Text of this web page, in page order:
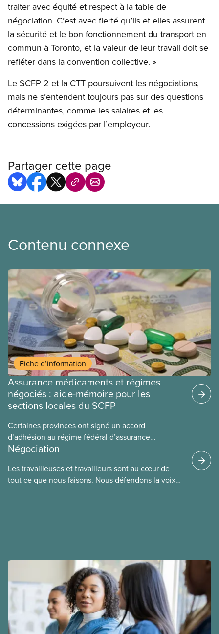
traiter avec équité et respect à la table de
négociation. C’est avec fierté qu’ils et elles assurent
la sécurité et le bon fonctionnement du transport en
commun à Toronto, et la valeur de leur travail doit se
refléter dans la convention collective. »
Le SCFP 2 et la CTT poursuivent les négociations,
mais ne s’entendent toujours pas sur des questions
déterminantes, comme les salaires et les
concessions exigées par l’employeur.
Partager cette page
Contenu connexe
Fiche d’information
Assurance médicaments et régimes
négociés : aide-mémoire pour les
sections locales du SCFP
Certaines provinces ont signé un accord
d’adhésion au régime fédéral d’assurance
médicaments. Les sections locales du SCFP dans
régime pourrait avoir sur leurs avantages
sociaux actuels.
Négociation
Les travailleuses et travailleurs sont au cœur de
tout ce que nous faisons. Nous défendons la voix